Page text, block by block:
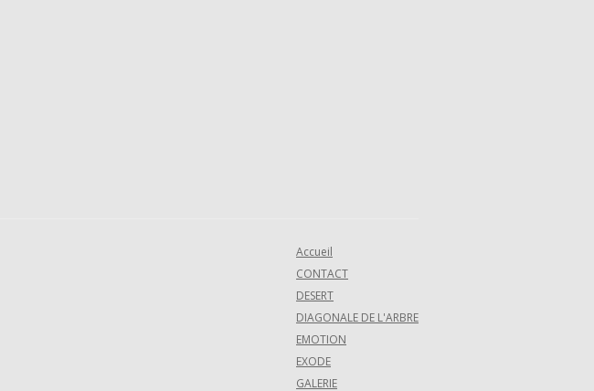
Accueil
CONTACT
DESERT
DIAGONALE DE L'ARBRE
EMOTION
EXODE
GALERIE